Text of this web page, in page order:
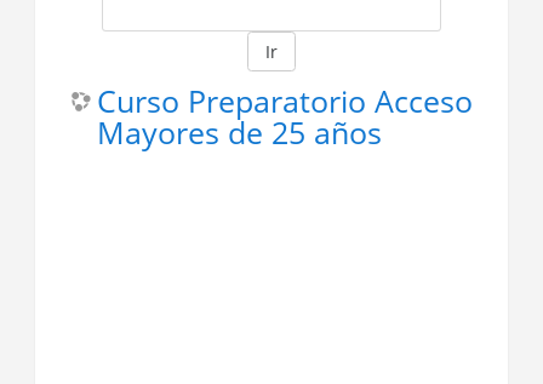
Ir
Curso Preparatorio Acceso
Mayores de 25 años